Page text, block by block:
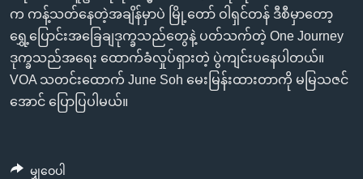
ကျော်
က ကန့်သတ်နေတဲ့အချိန်မှာပဲ မြို့တော် ဝါရှင်တန် ဒီစီမှာတော့
ရွှေ့ပြောင်းအခြေချဒုက္ခသည်တွေနဲ့ ပတ်သက်တဲ့ One Journey
ဒုက္ခသည်အရေး ထောက်ခံလှုပ်ရှားတဲ့ ပွဲကျင်းပနေပါတယ်။
VOA သတင်းထောက် June Soh မေးမြန်းထားတာကို မမြသဇင်
အောင် ပြောပြပါမယ်။
မျှဝေပါ